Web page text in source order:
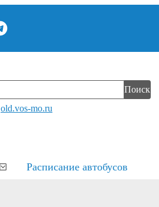
Поиск
old.vos-mo.ru
Расписание автобусов